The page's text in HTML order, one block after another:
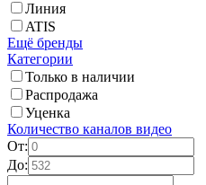
Линия
ATIS
Ещё бренды
Категории
Только в наличии
Распродажа
Уценка
Количество каналов видео
От:
До: